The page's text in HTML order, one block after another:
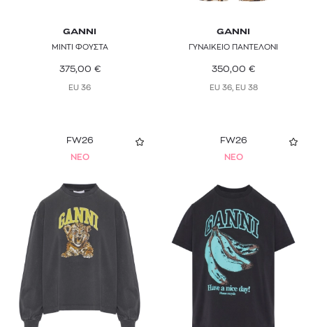
GANNI
ΜΙΝΤΙ ΦΟΥΣΤΑ
375,00 €
EU 36
GANNI
ΓΥΝΑΙΚΕΙΟ ΠΑΝΤΕΛΟΝΙ
350,00 €
EU 36, EU 38
FW26
NEO
FW26
NEO